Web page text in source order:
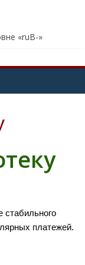
«ruB-»
известного
на
стабильного
платежей.